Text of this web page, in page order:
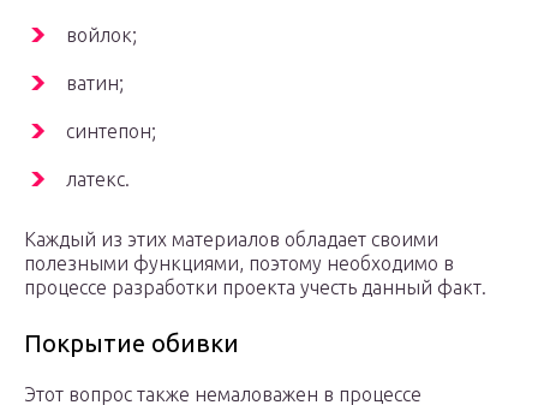
войлок;
ватин;
синтепон;
латекс.
Каждый из этих материалов обладает своими
полезными функциями, поэтому необходимо в
процессе разработки проекта учесть данный факт.
Покрытие обивки
Этот вопрос также немаловажен в процессе